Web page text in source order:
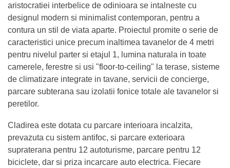
aristocratiei interbelice de odinioara se intalneste cu
designul modern si minimalist contemporan, pentru a
contura un stil de viata aparte. Proiectul promite o serie de
caracteristici unice precum inaltimea tavanelor de 4 metri
pentru nivelul parter si etajul 1, lumina naturala in toate
camerele, ferestre si usi "floor-to-ceiling" la terase, sisteme
de climatizare integrate in tavane, servicii de concierge,
parcare subterana sau izolatii fonice totale ale tavanelor si
peretilor.
Cladirea este dotata cu parcare interioara incalzita,
prevazuta cu sistem antifoc, si parcare exterioara
supraterana pentru 12 autoturisme, parcare pentru 12
biciclete, dar si priza incarcare auto electrica. Fiecare